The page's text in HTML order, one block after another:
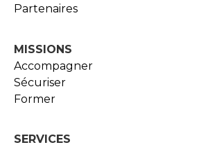
Partenaires
MISSIONS
Accompagner
Sécuriser
Former
SERVICES